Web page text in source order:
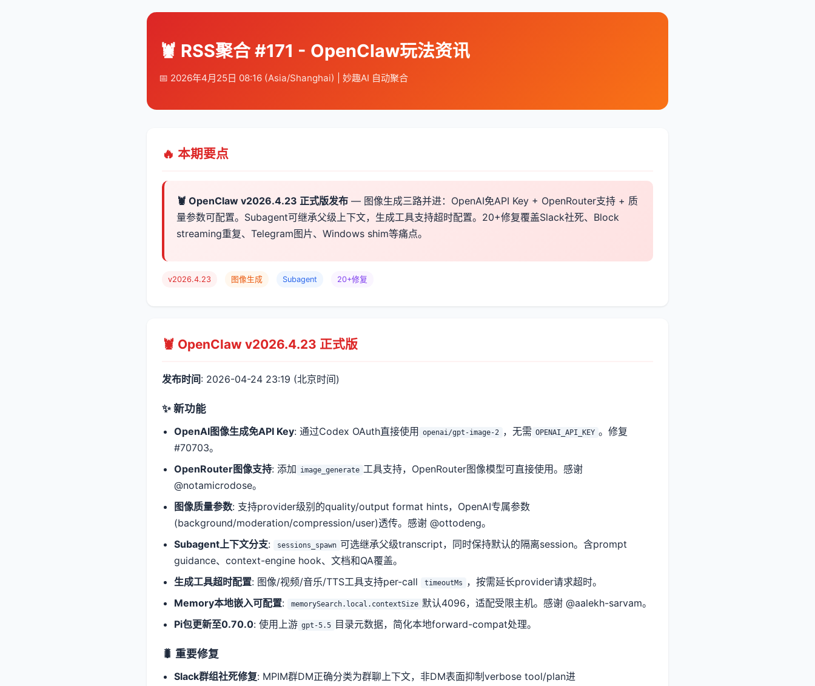
🦞 RSS聚合 #171 - OpenClaw玩法资讯
📅 2026年4月25日 08:16 (Asia/Shanghai) | 妙趣AI 自动聚合
🔥 本期要点
🦞 OpenClaw v2026.4.23 正式版发布 — 图像生成三路并进：OpenAI免API Key + OpenRouter支持 + 质
量参数可配置。Subagent可继承父级上下文，生成工具支持超时配置。20+修复覆盖Slack社死、Block
streaming重复、Telegram图片、Windows shim等痛点。
v2026.4.23 图像生成 Subagent 20+修复
🦞 OpenClaw v2026.4.23 正式版
发布时间: 2026-04-24 23:19 (北京时间)
✨ 新功能
OpenAI图像生成免API Key: 通过Codex OAuth直接使用 openai/gpt-image-2 ，无需 OPENAI_API_KEY 。修复
#70703。
OpenRouter图像支持: 添加 image_generate 工具支持，OpenRouter图像模型可直接使用。感谢
@notamicrodose。
图像质量参数: 支持provider级别的quality/output format hints，OpenAI专属参数
(background/moderation/compression/user)透传。感谢 @ottodeng。
Subagent上下文分支: sessions_spawn 可选继承父级transcript，同时保持默认的隔离session。含prompt
guidance、context-engine hook、文档和QA覆盖。
生成工具超时配置: 图像/视频/音乐/TTS工具支持per-call timeoutMs
，按需延长provider请求超时。
Memory本地嵌入可配置: memorySearch.local.contextSize 默认4096，适配受限主机。感谢 @aalekh-sarvam。
Pi包更新至0.70.0: 使用上游 gpt-5.5 目录元数据，简化本地forward-compat处理。
🐛 重要修复
Slack群组社死修复: MPIM群DM正确分类为群聊上下文，非DM表面抑制verbose tool/plan进